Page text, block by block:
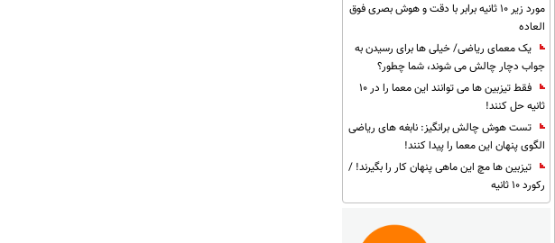
مورد زیر 10 ثانیه برابر با دقت و هوش بصری فوق
العاده
یک معمای ریاضی/ خیلی ها برای رسیدن به
جواب دچار چالش می شوند، شما چطور؟
فقط تیزبین ها می توانند این معما را در 10
ثانیه حل کنند!
تست هوش چالش برانگیز: نابغه های ریاضی
الگوی پنهان این معما را پیدا کنند!
تیزبین ها مچ این ماهی پنهان کار را بگیرند! /
رکورد 10 ثانیه